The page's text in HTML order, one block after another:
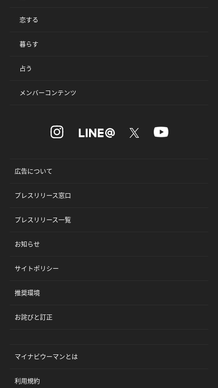
恋する
暮らす
占う
メンバーコンテンツ
広告について
プレスリリース窓口
プレスリリース一覧
お知らせ
サイトポリシー
推奨環境
お詫びと訂正
マイナビウーマンとは
利用規約